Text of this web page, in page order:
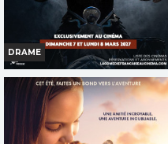
DRAME
LE CID (COMÉDIE-FRANÇAISE)
Horaires et Infos